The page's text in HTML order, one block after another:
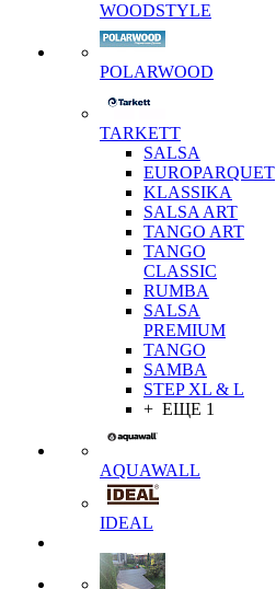
WOODSTYLE
POLARWOOD
TARKETT
SALSA
EUROPARQUET
KLASSIKA
SALSA ART
TANGO ART
TANGO
CLASSIC
RUMBA
SALSA
PREMIUM
TANGO
SAMBA
STEP XL & L
+ ЕЩЕ 1
AQUAWALL
IDEAL